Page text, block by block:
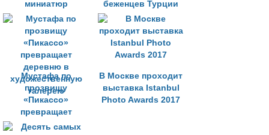
миниатюр
открывается в
Стамбуле
беженцев Турции
Мустафа по
прозвищу
«Пикассо»
превращает
деревню в
В Москве проходит
выставка Istanbul
Photo Awards 2017